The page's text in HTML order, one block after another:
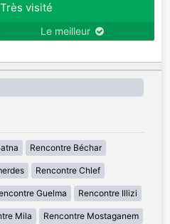
Très visité
Le meilleur
Rencontre Béchar
Rencontre Chlef
Guelma Rencontre Illizi
Mila Rencontre Mostaganem